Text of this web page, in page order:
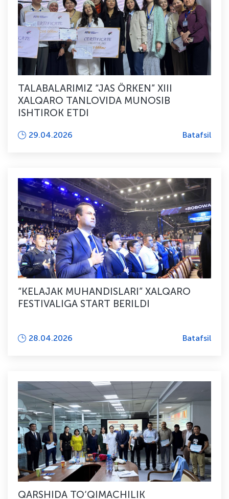
TALABALARIMIZ “JAS ÖRKEN” XIII
XALQARO TANLOVIDA MUNOSIB
ISHTIROK ETDI
29.04.2026 Batafsil
“KELAJAK MUHANDISLARI” XALQARO
FESTIVALIGA START BERILDI
28.04.2026 Batafsil
QARSHIDA TO‘QIMACHILIK